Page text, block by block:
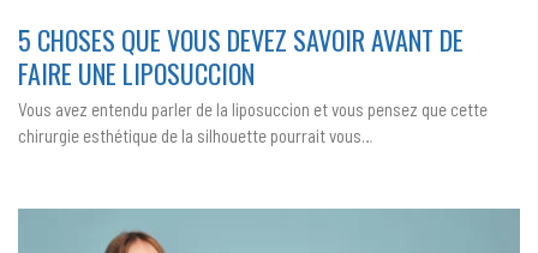
QUE
VOUS
DE
FAIRE
UNE
5 CHOSES QUE VOUS DEVEZ SAVOIR AVANT DE
FAIRE UNE LIPOSUCCION
Vous avez entendu parler de la liposuccion et vous pensez que cette
chirurgie esthétique de la silhouette pourrait vous…